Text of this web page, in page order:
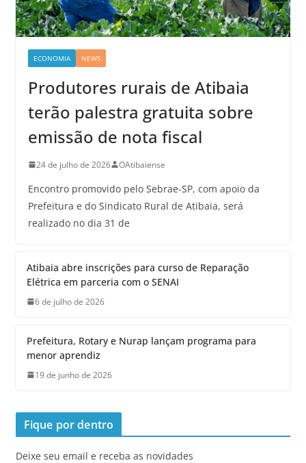
ECONOMIA NEWS
Produtores rurais de Atibaia
terão palestra gratuita sobre
emissão de nota fiscal
24 de julho de 2026 OAtibaiense
Encontro promovido pelo Sebrae-SP, com apoio da
Prefeitura e do Sindicato Rural de Atibaia, será
realizado no dia 31 de
Atibaia abre inscrições para curso de Reparação
Elétrica em parceria com o SENAI
6 de julho de 2026
Prefeitura, Rotary e Nurap lançam programa para
menor aprendiz
19 de junho de 2026
Fique por dentro
Deixe seu email e receba as novidades